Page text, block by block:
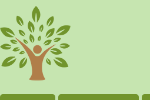
Ugrás a tartalomra